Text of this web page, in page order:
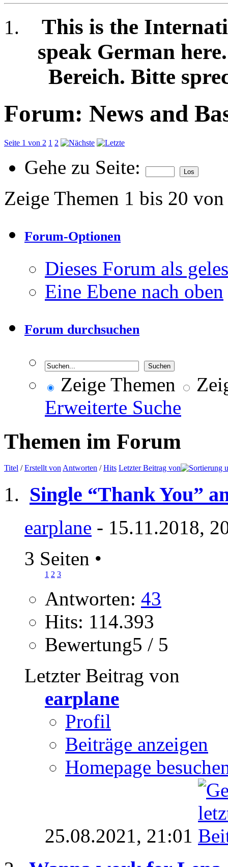
This is the
speak German
Bereich. Bitte
Forum: News and
Seite 1 von 2 1 2
Gehe zu Seite:
Zeige Themen 1 bis 20
Forum-Optionen
Dieses Forum als
Eine Ebene nach oben
Forum durchsuchen
Zeige Themen
Erweiterte Suche
Themen im Forum
Titel /Erstellt vonAntworten /Hits Letzter Beitrag von
Single “Thank You”
earplane - 15.11.2018,
3 Seiten •
1 2 3
Antworten: 43
Hits: 114.393
Bewertung5 / 5
Letzter Beitrag von
earplane
Profil
Beiträge anzeigen
Homepage
25.08.2021, 21:01